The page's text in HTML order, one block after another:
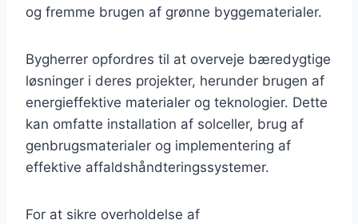
og fremme brugen af grønne byggematerialer.
Bygherrer opfordres til at overveje bæredygtige
løsninger i deres projekter, herunder brugen af
energieffektive materialer og teknologier. Dette
kan omfatte installation af solceller, brug af
genbrugsmaterialer og implementering af
effektive affaldshåndteringssystemer.
For at sikre overholdelse af